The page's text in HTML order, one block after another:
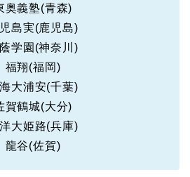
奥義塾(青森)
島実(鹿児島)
学園(神奈川)
福翔(福岡)
大浦安(千葉)
賀鶴城(大分)
大姫路(兵庫)
龍谷(佐賀)